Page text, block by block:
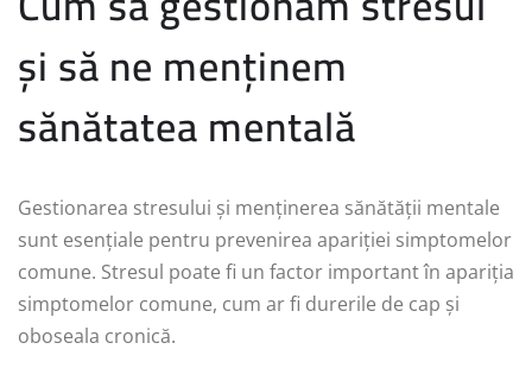
și să ne menținem
sănătatea mentală
Gestionarea stresului și menținerea sănătății mentale
sunt esențiale pentru prevenirea apariției simptomelor
comune. Stresul poate fi un factor important în apariția
simptomelor comune, cum ar fi durerile de cap și
oboseala cronică.